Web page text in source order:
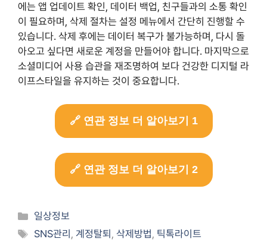
에는 앱 업데이트 확인, 데이터 백업, 친구들과의 소통 확인
이 필요하며, 삭제 절차는 설정 메뉴에서 간단히 진행할 수
있습니다. 삭제 후에는 데이터 복구가 불가능하며, 다시 돌
아오고 싶다면 새로운 계정을 만들어야 합니다. 마지막으로
소셜미디어 사용 습관을 재조명하여 보다 건강한 디지털 라
이프스타일을 유지하는 것이 중요합니다.
🔗 연관 정보 더 알아보기 1
🔗 연관 정보 더 알아보기 2
Categories
일상정보
Tags
SNS관리 ,계정탈퇴 , 삭제방법, 틱톡라이트